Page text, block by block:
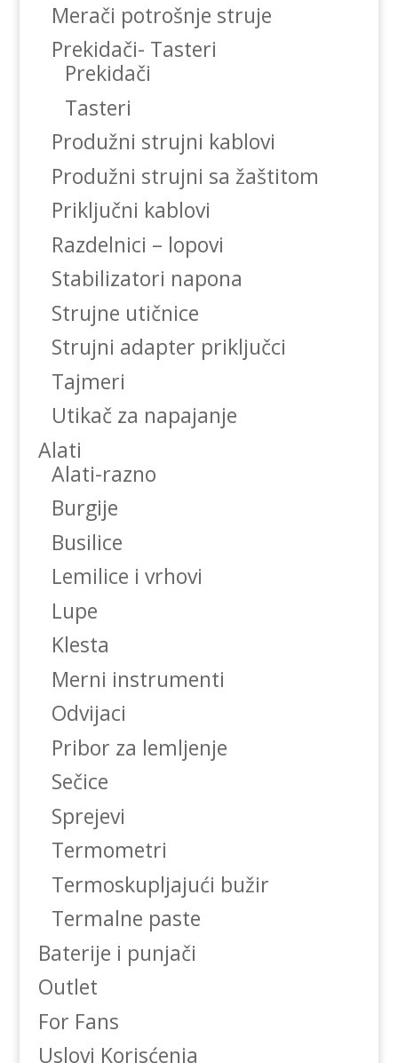
Merači potrošnje struje
Prekidači- Tasteri
Prekidači
Tasteri
Produžni strujni kablovi
Produžni strujni sa žaštitom
Priključni kablovi
Razdelnici – lopovi
Stabilizatori napona
Strujne utičnice
Strujni adapter priključci
Tajmeri
Utikač za napajanje
Alati
Alati-razno
Burgije
Busilice
Lemilice i vrhovi
Lupe
Klesta
Merni instrumenti
Odvijaci
Pribor za lemljenje
Sečice
Sprejevi
Termometri
Termoskupljajući bužir
Termalne paste
Baterije i punjači
Outlet
For Fans
Uslovi Korisćenja